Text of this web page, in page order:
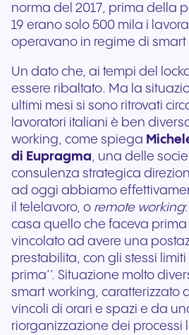
norma del 2017, prima della
19 erano solo 500 mila i
operavano in regime di smart
Un dato che, ai tempi del
essere ribaltato. Ma la
ultimi mesi si sono ritrovati
lavoratori italiani è ben
working, come spiega
di Eupragma, una delle
consulenza strategica
ad oggi abbiamo
il telelavoro, o remote working
casa quello che faceva prima
vincolato ad avere una
prestabilita, con gli stessi
prima’’. Situazione molto
smart working, caratterizzato
vincoli di orari e spazi e da
riorganizzazione dei processi